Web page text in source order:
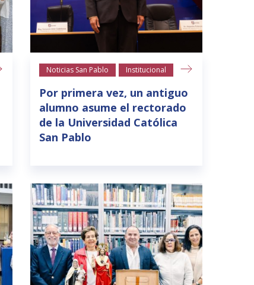
Noticias San Pablo Institucional
Por primera vez, un antiguo
alumno asume el rectorado
de la Universidad Católica
San Pablo